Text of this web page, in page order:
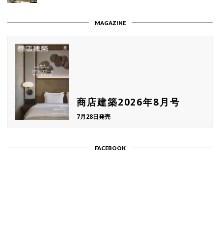
MAGAZINE
商店建築2026年8月号
7月28日発売
FACEBOOK